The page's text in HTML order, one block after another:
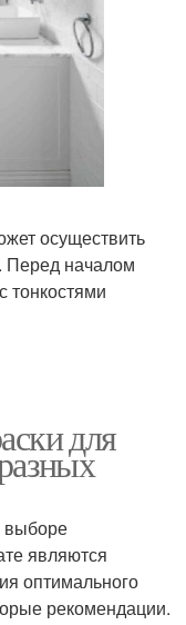
осуществить
Перед началом
тонкостями
для
выборе
являются
оптимального
рекомендации.